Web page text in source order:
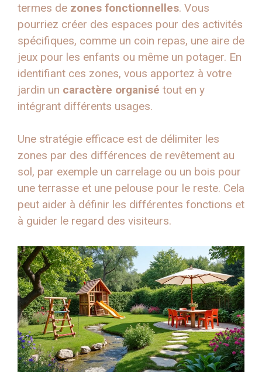
termes de zones fonctionnelles. Vous
pourriez créer des espaces pour des activités
spécifiques, comme un coin repas, une aire de
jeux pour les enfants ou même un potager. En
identifiant ces zones, vous apportez à votre
jardin un caractère organisé tout en y
intégrant différents usages.
Une stratégie efficace est de délimiter les
zones par des différences de revêtement au
sol, par exemple un carrelage ou un bois pour
une terrasse et une pelouse pour le reste. Cela
peut aider à définir les différentes fonctions et
à guider le regard des visiteurs.